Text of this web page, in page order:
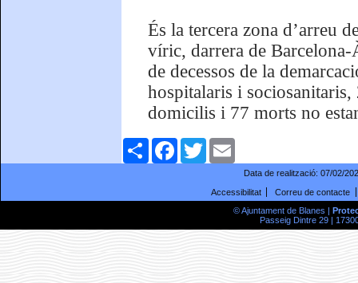
És la tercera zona d’arreu
víric, darrera de
de decessos de la
hospitalaris i sociosanitaris,
domicilis i 77 morts no
ComparteixFacebookTwitter
Data de realització: 07/02/
Accessibilitat
Correu de contacte
© Ajuntament de Blanes |
Passeig Dintre 29 |